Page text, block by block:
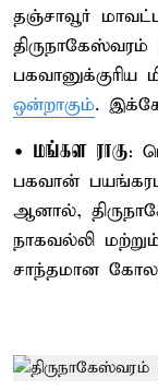
தஞ்சாவூர்
திருநாகேஸ்வரம்
பகவானுக்குரிய
ஒன்றாகும்.
• மங்கள ராகு:
பகவான்
ஆனால்,
நாகவல்லி
சாந்தமான